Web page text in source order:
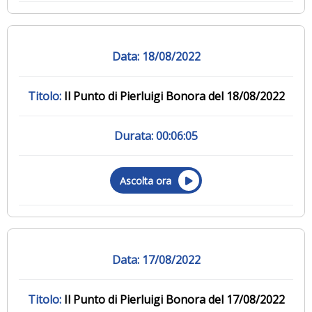
18/08/2022
Il Punto di Pierluigi Bonora del 18/08/2022
00:06:05
Ascolta ora
17/08/2022
Il Punto di Pierluigi Bonora del 17/08/2022